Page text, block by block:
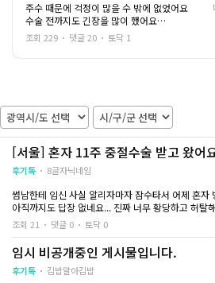
주수 때문에 걱정이 많을 수 밖에 없었어요
수술 전까지도 긴장을 많이 했어요
그래도 충분히 상담을 받은 뒤 믿을 수 있는 병원
을 선택했고
는 방식은 아니었고
오랜 시간 자궁수축 주사를 맞으면서 자궁이 수
축되기를 기다리는 방법이었습니다
시간이 길다 보니 몸도 피곤하고 힘들게 느껴졌
는데
간호사분이 중간중간 진행 상황을 설명해 주고
이 많이 줄었어요
혼자 기다리는 느낌이 아니라는 점이 큰 위안이
됐습니다
수술이 끝난 뒤에는 생리통보다 조금 강한 통증
과 출혈이 있었지만
하루하루 지나면서 점차 줄어들었고 무리하지
조회 229 댓글 20 토닥 1
[서울] 혼자 11주 중절수술 받고 왔어
후기톡 8글자닉네임
썸남한테 임신 사실 알리자마자 잠수타서 어제 혼자
아직까지도 답장 없네요... 진짜 너무 황당하고 허탈
생리가 늦어지는 느낌은 있었는데 원래 좀 불규칙해
어요...
그런데 며칠 전에 왠지 느낌이 너무 안좋아서 테스트
요.
조회 21 댓글 0 토닥 0
임시 비공개중인 게시물입니다.
후기톡 김밥말아김밥